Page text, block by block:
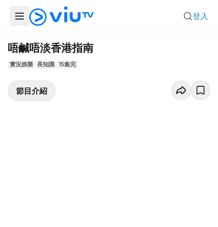
登入
唔鹹唔淡香港指南
實況娛樂 長知識 15集完
節目介紹